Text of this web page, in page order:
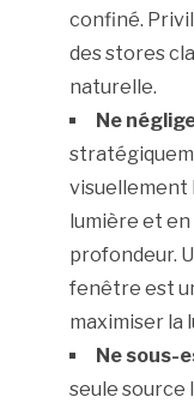
confiné.
des stores
naturelle.
Ne
visuellement
lumière et
profondeur.
fenêtre est
maximiser la
Ne sous-
seule source